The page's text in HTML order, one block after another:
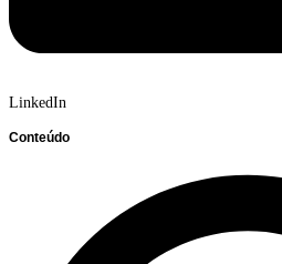
LinkedIn
Conteúdo